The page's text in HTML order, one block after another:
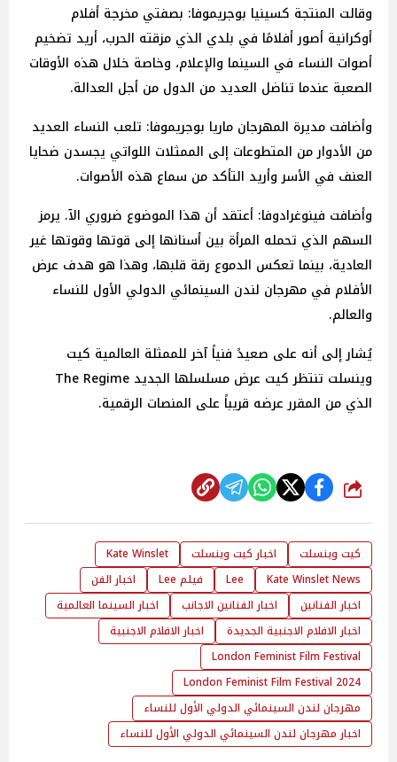
وقالت المنتجة كسينيا بوجريموفا: بصفتي مخرجة أفلام
أوكرانية أصور أفلامًا في بلدي الذي مزقته الحرب، أريد تضخيم
أصوات النساء في السينما والإعلام، وخاصة خلال هذه الأوقات
الصعبة عندما تناضل العديد من الدول من أجل العدالة.
وأضافت مديرة المهرجان ماريا بوجريموفا: تلعب النساء العديد
من الأدوار من المتطوعات إلى الممثلات اللواتي يجسدن ضحايا
العنف في الأسر وأريد التأكد من سماع هذه الأصوات.
وأضافت فينوغرادوفا: أعتقد أن هذا الموضوع ضروري الآ. يرمز
السهم الذي تحمله المرأة بين أسنانها إلى قوتها وقوتها غير
العادية، بينما تعكس الدموع رقة قلبها، وهذا هو هدف عرض
الأفلام في مهرجان لندن السينمائي الدولي الأول للنساء
والعالم.
يُشار إلى أنه على صعيدً فنياً آخر للممثلة العالمية كيت
وينسلت تنتظر كيت عرض مسلسلها الجديد The Regime
الذي من المقرر عرضه قريباً على المنصات الرقمية.
شارك
كيت وينسلت اخبار كيت وينسلت
Kate Winslet
Kate Winslet News
Lee فيلم Lee
اخبار الفن
اخبار الفنانين
اخبار الفنانين الاجانب
اخبار السينما العالمية
اخبار الافلام الاجنبية الجديدة
اخبار الافلام الاجنبية
London Feminist Film Festival
London Feminist Film Festival 2024
مهرجان لندن السينمائي الدولي الأول للنساء
اخبار مهرجان لندن السينمائي الدولي الأول للنساء